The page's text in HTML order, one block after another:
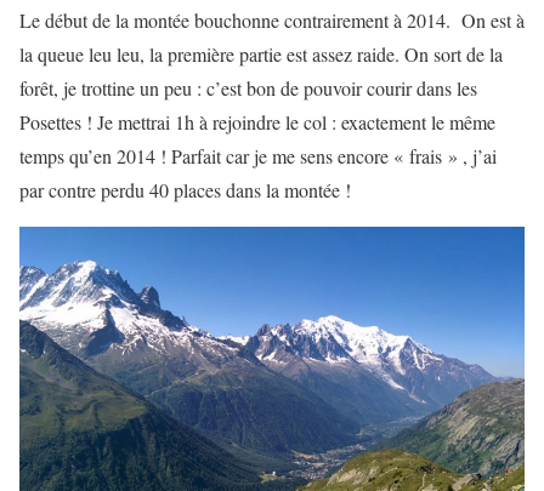
Le début de la montée bouchonne contrairement à 2014. On est à
la queue leu leu, la première partie est assez raide. On sort de la
forêt, je trottine un peu : c’est bon de pouvoir courir dans les
Posettes ! Je mettrai 1h à rejoindre le col : exactement le même
temps qu’en 2014 ! Parfait car je me sens encore « frais » , j’ai
par contre perdu 40 places dans la montée !